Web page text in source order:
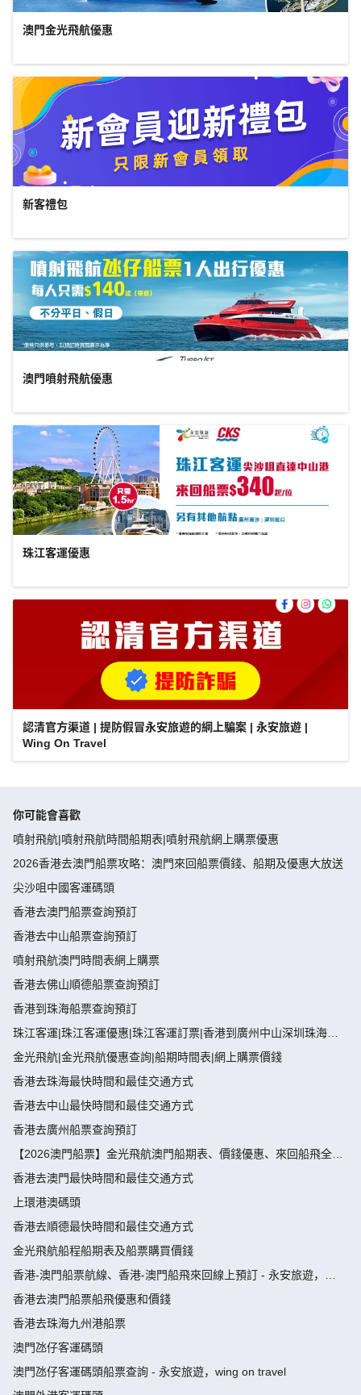
澳門金光飛航優惠
新客禮包
澳門噴射飛航優惠
珠江客運優惠
認清官方渠道 | 提防假冒永安旅遊的網上騙案 | 永安旅遊 |
Wing On Travel
你可能會喜歡
噴射飛航|噴射飛航時間船期表|噴射飛航網上購票優惠
2026香港去澳門船票攻略：澳門來回船票價錢、船期及優惠大放送
尖沙咀中國客運碼頭
香港去澳門船票查詢預訂
香港去中山船票查詢預訂
噴射飛航澳門時間表網上購票
香港去佛山順德船票查詢預訂
香港到珠海船票查詢預訂
珠江客運|珠江客運優惠|珠江客運訂票|香港到廣州中山深圳珠海佛
山船票
金光飛航|金光飛航優惠查詢|船期時間表|網上購票價錢
香港去珠海最快時間和最佳交通方式
香港去中山最快時間和最佳交通方式
香港去廣州船票查詢預訂
【2026澳門船票】金光飛航澳門船期表、價錢優惠、來回船飛全攻
略
香港去澳門最快時間和最佳交通方式
上環港澳碼頭
香港去順德最快時間和最佳交通方式
金光飛航船程船期表及船票購買價錢
香港-澳門船票航線、香港-澳門船飛來回線上預訂 - 永安旅遊，
wing on travel
香港去澳門船票船飛優惠和價錢
香港去珠海九州港船票
澳門氹仔客運碼頭
澳門氹仔客運碼頭船票查詢 - 永安旅遊，wing on travel